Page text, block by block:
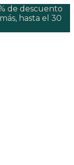
de descuento
hasta el 30